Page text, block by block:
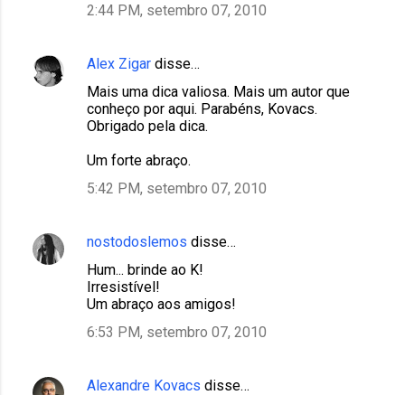
2:44 PM, setembro 07, 2010
Alex Zigar disse…
Mais uma dica valiosa. Mais um autor que
conheço por aqui. Parabéns, Kovacs.
Obrigado pela dica.
Um forte abraço.
5:42 PM, setembro 07, 2010
nostodoslemos disse…
Hum... brinde ao K!
Irresistível!
Um abraço aos amigos!
6:53 PM, setembro 07, 2010
Alexandre Kovacs disse…